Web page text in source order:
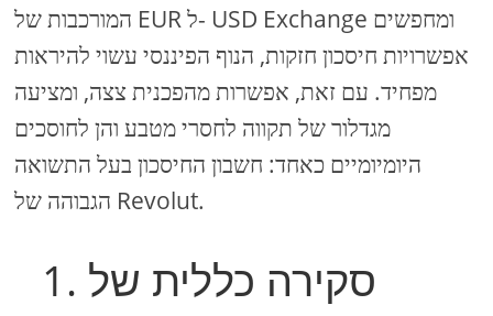
המורכבות של EUR ל- USD Exchange ומחפשים
אפשרויות חיסכון חזקות, הנוף הפיננסי עשוי להיראות
מפחיד. עם זאת, אפשרות מהפכנית צצה, ומציעה
מגדלור של תקווה לחסרי מטבע והן לחוסכים
היומיומיים כאחד: חשבון החיסכון בעל התשואה
הגבוהה של Revolut.
1. סקירה כללית של